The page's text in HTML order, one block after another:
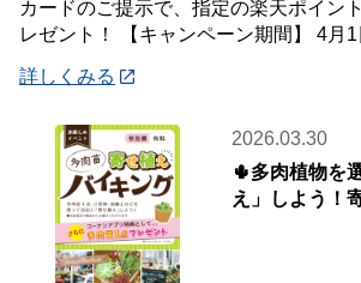
カードのご提示で、指定の楽天ポイン
レゼント！ 【キャンペーン期間】 4月1日(水)～5月6日(水)
詳しくみる
2026.03.30
🌵多肉植物を
え」しよう！